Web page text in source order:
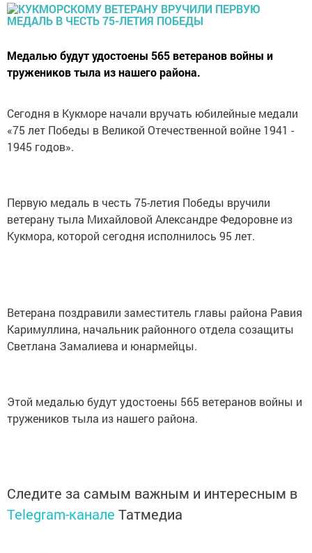
Медалью будут удостоены 565 ветеранов войны и
тружеников тыла из нашего района.
Сегодня в Кукморе начали вручать юбилейные медали
«75 лет Победы в Великой Отечественной войне 1941 -
1945 годов».
Первую медаль в честь 75-летия Победы вручили
ветерану тыла Михайловой Александре Федоровне из
Кукмора, которой сегодня исполнилось 95 лет.
Ветерана поздравили заместитель главы района Равия
Каримуллина, начальник районного отдела созащиты
Светлана Замалиева и юнармейцы.
Этой медалью будут удостоены 565 ветеранов войны и
тружеников тыла из нашего района.
Следите за самым важным и интересным в
Telegram-канале Татмедиа